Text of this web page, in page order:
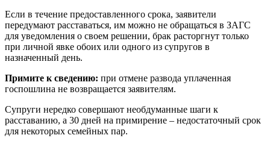
Если в течение предоставленного срока, заявители
передумают расставаться, им можно не обращаться в ЗАГС
для уведомления о своем решении, брак расторгнут только
при личной явке обоих или одного из супругов в
назначенный день.
Примите к сведению: при отмене развода уплаченная
госпошлина не возвращается заявителям.
Супруги нередко совершают необдуманные шаги к
расставанию, а 30 дней на примирение – недостаточный срок
для некоторых семейных пар.